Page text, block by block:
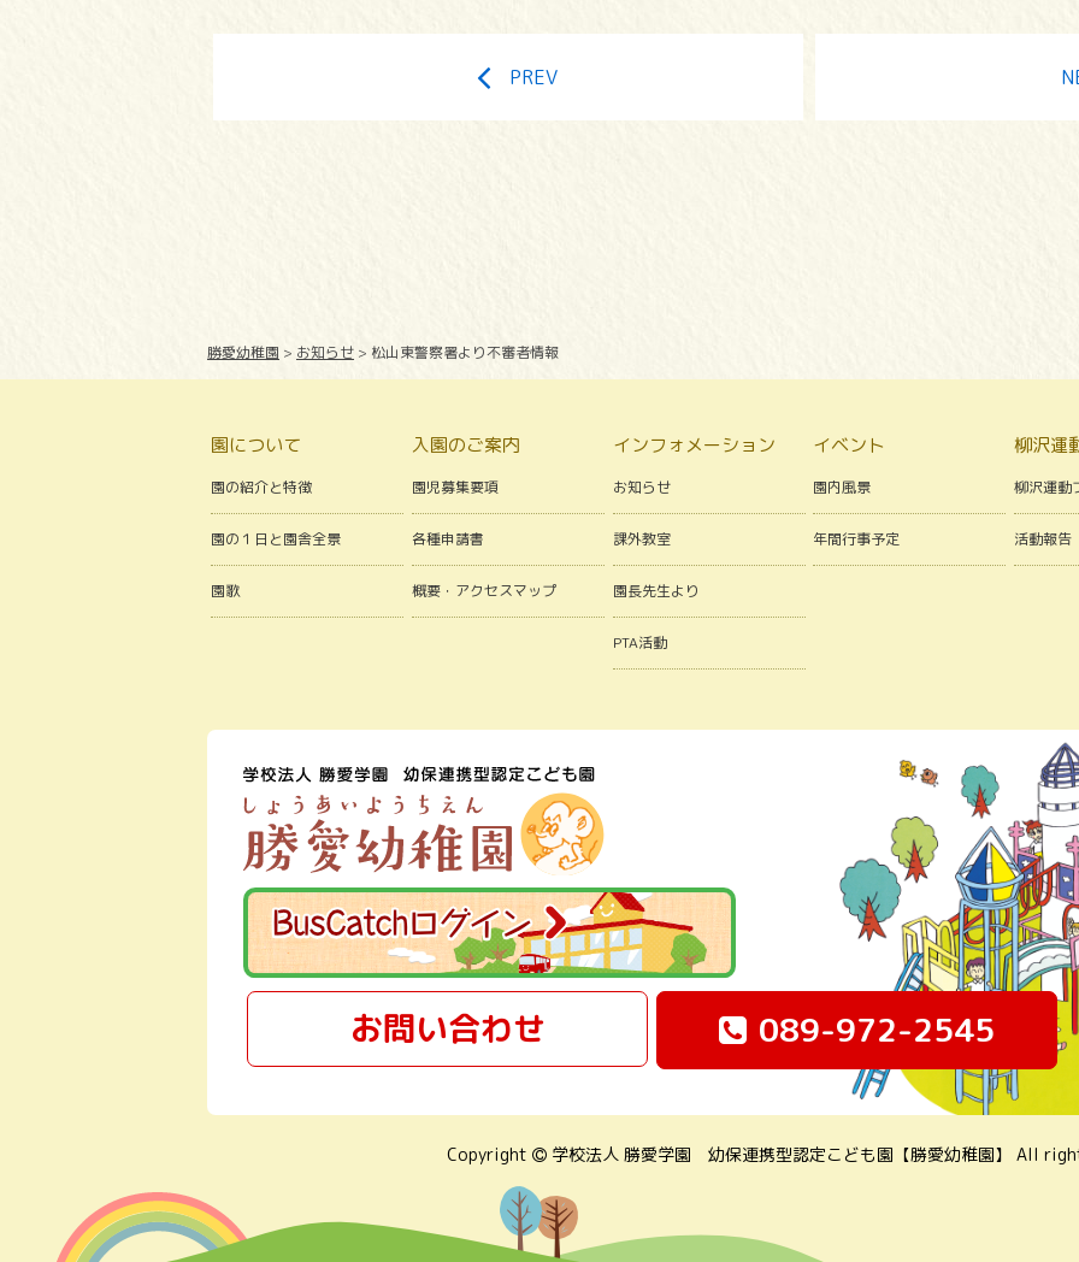
PREV
勝愛幼稚園 > お知らせ > 松山東警察署より不審者情報
園について
園の紹介と特徴
園の１日と園舎全景
園歌
入園のご案内
園児募集要項
各種申請書
概要・アクセスマップ
インフォメーション
お知らせ
課外教室
園長先生より
PTA活動
イベント
園内風景
年間行事予定
柳沢運
柳沢運動
活動報告
お問い合わせ 089-972-2545
Copyright 学校法人 勝愛学園 幼保連携型認定こども園【勝愛幼稚園】 All